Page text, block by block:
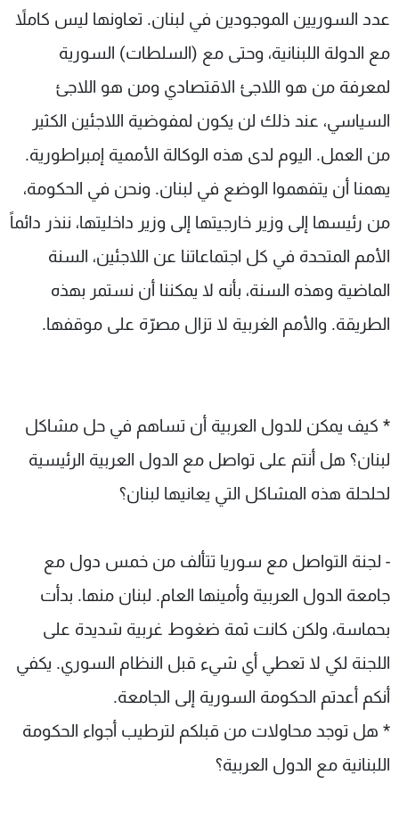
عدد السوريين الموجودين في لبنان. تعاونها ليس كاملاً
مع الدولة اللبنانية، وحتى مع (السلطات) السورية
لمعرفة من هو اللاجئ الاقتصادي ومن هو اللاجئ
السياسي، عند ذلك لن يكون لمفوضية اللاجئين الكثير
من العمل. اليوم لدى هذه الوكالة الأممية إمبراطورية.
يهمنا أن يتفهموا الوضع في لبنان. ونحن في الحكومة،
من رئيسها إلى وزير خارجيتها إلى وزير داخليتها، ننذر دائماً
الأمم المتحدة في كل اجتماعاتنا عن اللاجئين، السنة
الماضية وهذه السنة، بأنه لا يمكننا أن نستمر بهذه
الطريقة. والأمم الغربية لا تزال مصرّة على موقفها.
* كيف يمكن للدول العربية أن تساهم في حل مشاكل
لبنان؟ هل أنتم على تواصل مع الدول العربية الرئيسية
لحلحلة هذه المشاكل التي يعانيها لبنان؟
- لجنة التواصل مع سوريا تتألف من خمس دول مع
جامعة الدول العربية وأمينها العام. لبنان منها. بدأت
بحماسة، ولكن كانت ثمة ضغوط غربية شديدة على
اللجنة لكي لا تعطي أي شيء قبل النظام السوري. يكفي
أنكم أعدتم الحكومة السورية إلى الجامعة.
* هل توجد محاولات من قبلكم لترطيب أجواء الحكومة
اللبنانية مع الدول العربية؟